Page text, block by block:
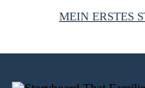
MEIN ERSTES